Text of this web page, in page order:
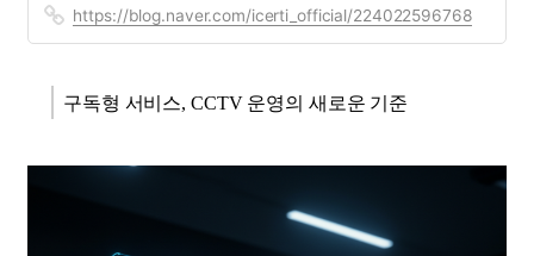
https://blog.naver.com/icerti_official/224022596768
구독형 서비스, CCTV 운영의 새로운 기준